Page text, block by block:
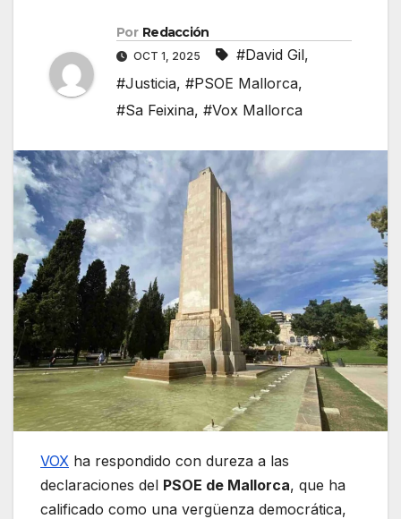
Por Redacción
OCT 1, 2025 #David Gil,
#Justicia, #PSOE Mallorca,
#Sa Feixina, #Vox Mallorca
VOX ha respondido con dureza a las
declaraciones del PSOE de Mallorca, que ha
calificado como una vergüenza democrática,